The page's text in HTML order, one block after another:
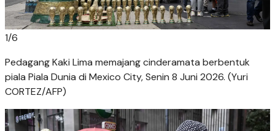
1/6
Pedagang Kaki Lima memajang cinderamata berbentuk
piala Piala Dunia di Mexico City, Senin 8 Juni 2026. (Yuri
CORTEZ/AFP)